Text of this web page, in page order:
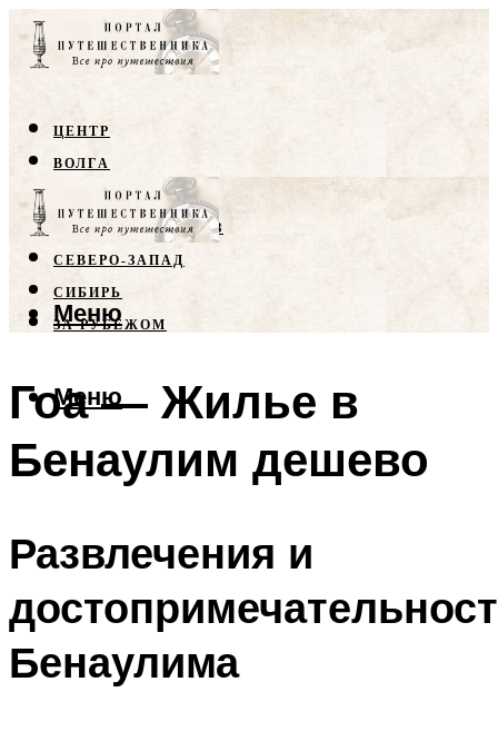
ЦЕНТР
ВОЛГА
КРЫМ
СЕВЕРНЫЙ КАВКАЗ
СЕВЕРО-ЗАПАД
СИБИРЬ
ЗА РУБЕЖОМ
Меню
Меню
Гоа — Жилье в
Бенаулим дешево
Развлечения и
Бенаулима